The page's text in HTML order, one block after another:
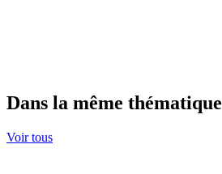
Dans la même thématique
Voir tous